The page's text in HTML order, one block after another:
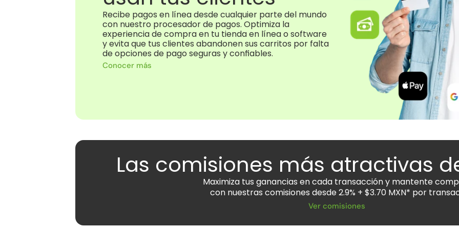
Recibe pagos en línea desde cualquier parte del mundo
con nuestro procesador de pagos. Optimiza la
experiencia de compra en tu tienda en línea o software
y evita que tus clientes abandonen sus carritos por falta
de opciones de pago seguras y confiables.
Conocer más
Las comisiones más atractivas
Maximiza tus ganancias en cada transacción y mantente
con nuestras comisiones desde 2.9% + $3.70 MXN* por
Ver comisiones